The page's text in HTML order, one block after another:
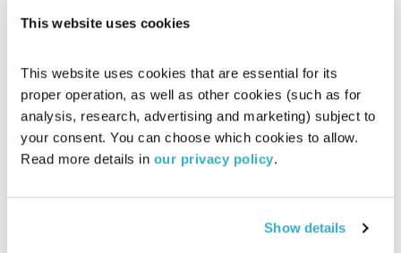
This website uses cookies
This website uses cookies that are essential for its
proper operation, as well as other cookies (such as for
analysis, research, advertising and marketing) subject to
your consent. You can choose which cookies to allow.
Read more details in our privacy policy.
Show details